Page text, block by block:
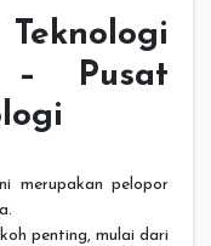
– Pusat
merupakan pelopor
penting, mulai dari